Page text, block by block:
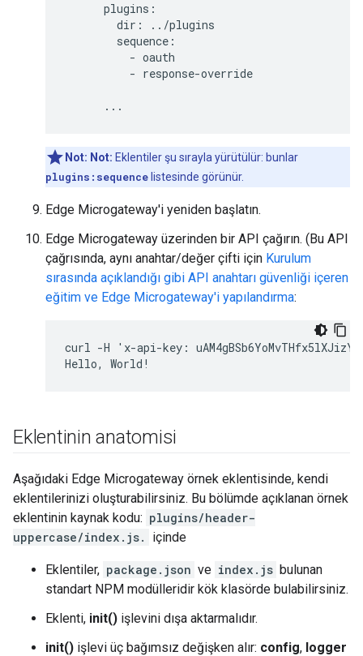
      plugins:
        dir: ../plugins
        sequence:
          - oauth
          - response-override
      ...
Not: Not: Eklentiler şu sırayla yürütülür: bunlar
plugins:sequence listesinde görünür.
Edge Microgateway'i yeniden başlatın.
Edge Microgateway üzerinden bir API çağırın. (Bu API
çağrısında, aynı anahtar/değer çifti için Kurulum
sırasında açıklandığı gibi API anahtarı güvenliği içeren
eğitim ve Edge Microgateway'i yapılandırma:
curl -H 'x-api-key:
Hello, World!
Eklentinin anatomisi
Aşağıdaki Edge Microgateway örnek eklentisinde, kendi
eklentilerinizi oluşturabilirsiniz. Bu bölümde açıklanan örnek
eklentinin kaynak kodu: plugins/header-
uppercase/index.js.
içinde
Eklentiler, package.json ve index.js bulunan
standart NPM modülleridir kök klasörde bulabilirsiniz.
Eklenti, init() işlevini dışa aktarmalıdır.
init() işlevi üç bağımsız değişken alır: config, logger